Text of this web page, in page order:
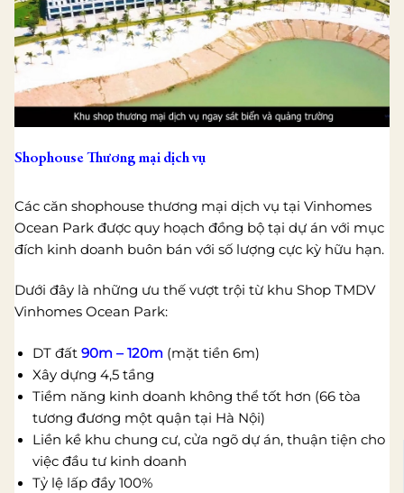
Shophouse Thương mại dịch vụ
Các căn shophouse thương mại dịch vụ tại Vinhomes
Ocean Park được quy hoạch đồng bộ tại dự án với mục
đích kinh doanh buôn bán với số lượng cực kỳ hữu hạn.
Dưới đây là những ưu thế vượt trội từ khu Shop TMDV
Vinhomes Ocean Park:
DT đất 90m – 120m(mặt tiền 6m)
Xây dựng 4,5 tầng
Tiềm năng kinh doanh không thể tốt hơn (66 tòa
tương đương một quận tại Hà Nội)
Liền kề khu chung cư, cửa ngõ dự án, thuận tiện cho
việc đầu tư kinh doanh
Tỷ lệ lấp đầy 100%